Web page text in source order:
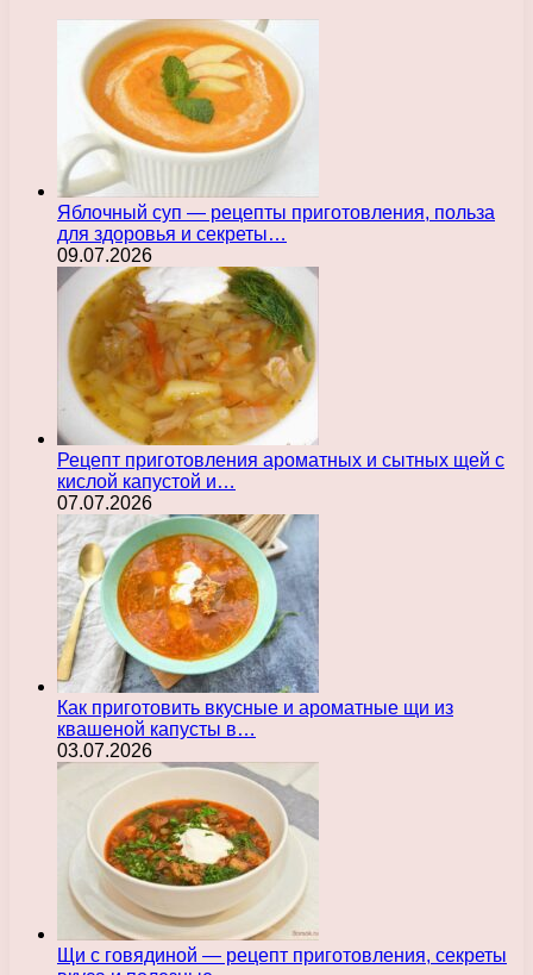
Яблочный суп — рецепты приготовления, польза
для здоровья и секреты…
09.07.2026
Рецепт приготовления ароматных и сытных щей с
кислой капустой и…
07.07.2026
Как приготовить вкусные и ароматные щи из
квашеной капусты в…
03.07.2026
Щи с говядиной — рецепт приготовления, секреты